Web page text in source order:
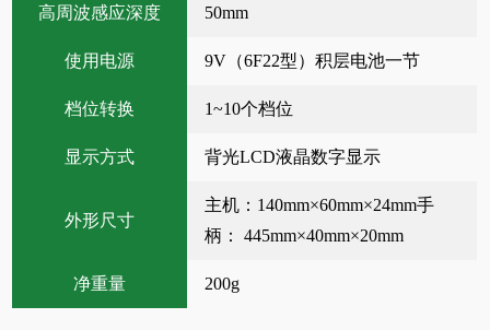
高周波感应深度 50mm
使用电源 9V（6F22型）积层电池一节
档位转换 1~10个档位
显示方式 背光LCD液晶数字显示
外形尺寸
主机：140mm×60mm×24mm手
柄： 445mm×40mm×20mm
净重量 200g